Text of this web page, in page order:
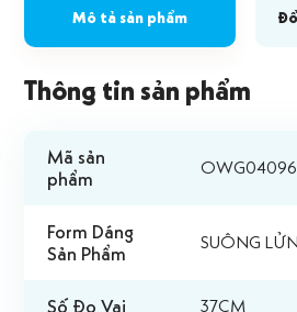
Mô tả sản phẩm
Thông tin sản phẩm
Mã sản
phẩm
Form Dáng
Sản Phẩm
SUÔNG
Số Đo Vai 37CM